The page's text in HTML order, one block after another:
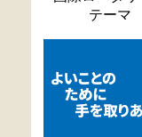
テーマ